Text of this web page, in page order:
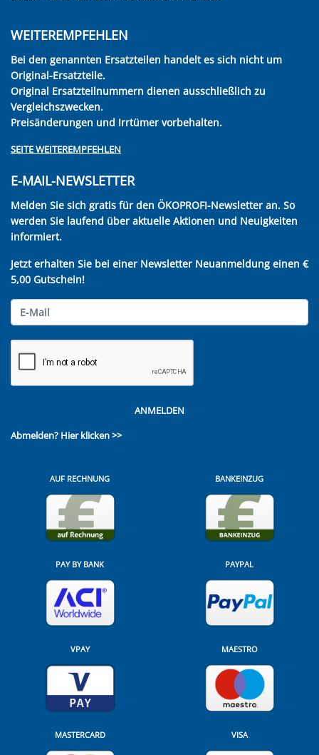
WEITEREMPFEHLEN
Bei den genannten Ersatzteilen handelt es sich nicht um
Original-Ersatzteile.
Original Ersatzteilnummern dienen ausschließlich zu
Vergleichszwecken.
Preisänderungen und Irrtümer vorbehalten.
SEITE WEITEREMPFEHLEN
E-MAIL-NEWSLETTER
Melden Sie sich gratis für den ÖKOPROFI-Newsletter an. So
werden Sie laufend über aktuelle Aktionen und Neuigkeiten
informiert.
Jetzt erhalten Sie bei einer Newsletter Neuanmeldung einen €
5,00 Gutschein!
ANMELDEN
Abmelden? Hier klicken >>
AUF RECHNUNG BANKEINZUG
PAY BY BANK PAYPAL
VPAY MAESTRO
MASTERCARD VISA